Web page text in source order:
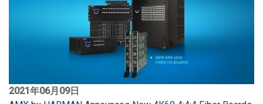
2021年06月09日